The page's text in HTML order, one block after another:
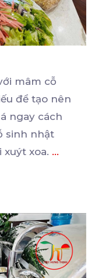
mâm cỗ
để tạo nên
ngay cách
sinh nhật
xuýt xoa. ...